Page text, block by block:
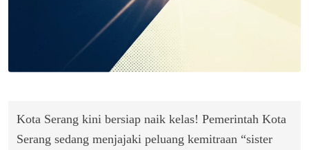
Kota Serang kini bersiap naik kelas! Pemerintah Kota
Serang sedang menjajaki peluang kemitraan “sister